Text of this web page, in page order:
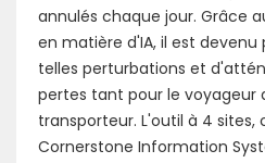
annulés chaque jour. Grâce
en matière d'IA, il est devenu
telles perturbations et
pertes tant pour le voyageur
transporteur. L'outil à 4 sites,
Cornerstone Information